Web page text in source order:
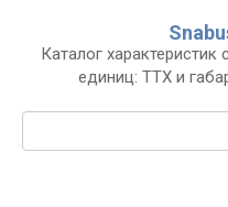
контентуКаталог характеристик
единиц: ТТХ и